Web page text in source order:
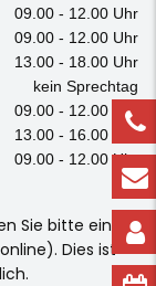
09.00 - 12.00 Uhr
09.00 - 12.00 Uhr
13.00 - 18.00 Uhr
kein Sprechtag
09.00 - 12.00 Uhr
13.00 - 16.00 Uhr
09.00 - 12.00 Uhr
Sie bitte einen
Dies ist